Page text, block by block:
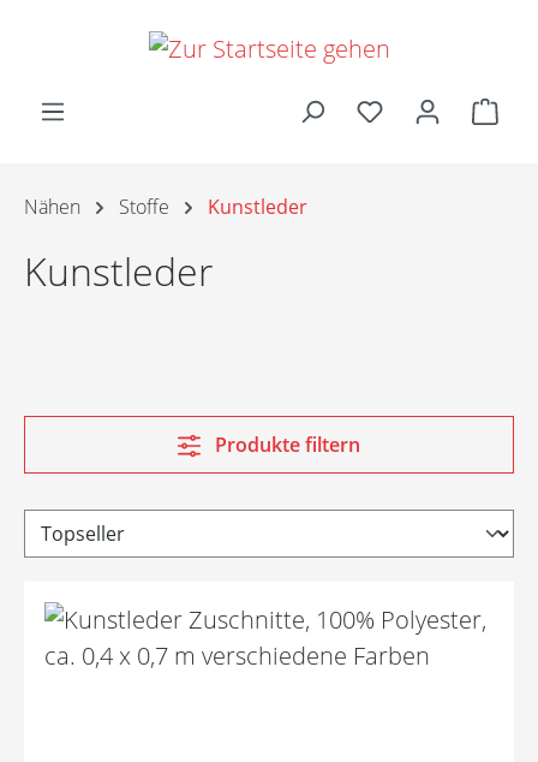
Zum Hauptinhalt springen
Nähen Stoffe Kunstleder
Kunstleder
Produkte filtern